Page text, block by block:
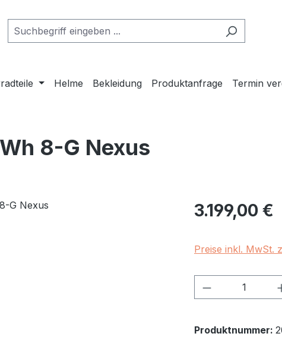
Helme Bekleidung Produktanfrage Termin
8-G Nexus
Regulärer Preis:
3.199,00 €
Preise inkl. MwSt.
Produkt
Produktnummer: